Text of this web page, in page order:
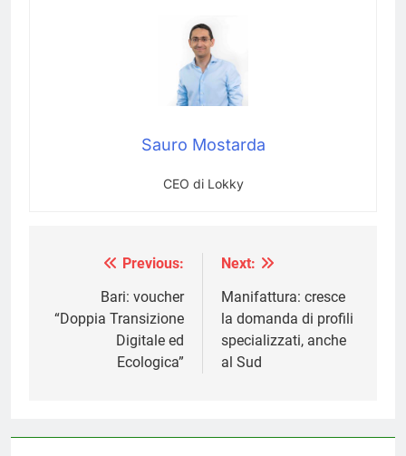
Sauro Mostarda
CEO di Lokky
Navigazione
articoli
Previous:
Bari: voucher
“Doppia Transizione
Digitale ed
Ecologica”
Next:
Manifattura: cresce
la domanda di profili
specializzati, anche
al Sud